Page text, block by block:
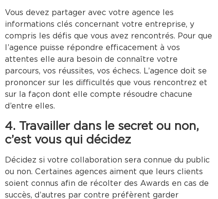
Vous devez partager avec votre agence les
informations clés concernant votre entreprise, y
compris les défis que vous avez rencontrés. Pour que
l’agence puisse répondre efficacement à vos
attentes elle aura besoin de connaître votre
parcours, vos réussites, vos échecs. L’agence doit se
prononcer sur les difficultés que vous rencontrez et
sur la façon dont elle compte résoudre chacune
d’entre elles.
4. Travailler dans le secret ou non,
c’est vous qui décidez
Décidez si votre collaboration sera connue du public
ou non. Certaines agences aiment que leurs clients
soient connus afin de récolter des Awards en cas de
succès, d’autres par contre préfèrent garder